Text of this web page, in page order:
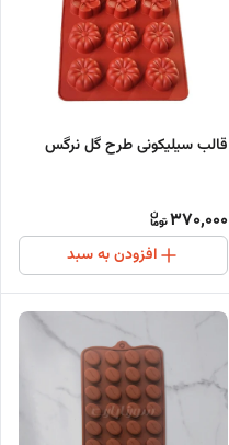
قالب سیلیکونی طرح گل نرگس
370,000
افزودن به سبد